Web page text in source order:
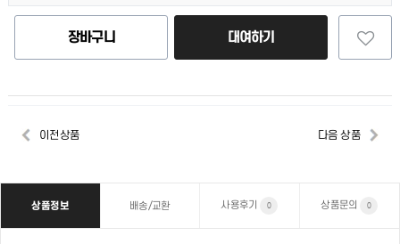
장바구니 대여하기
이전상품 다음 상품
상품정보 배송/교환 사용후기 0 상품문의 0